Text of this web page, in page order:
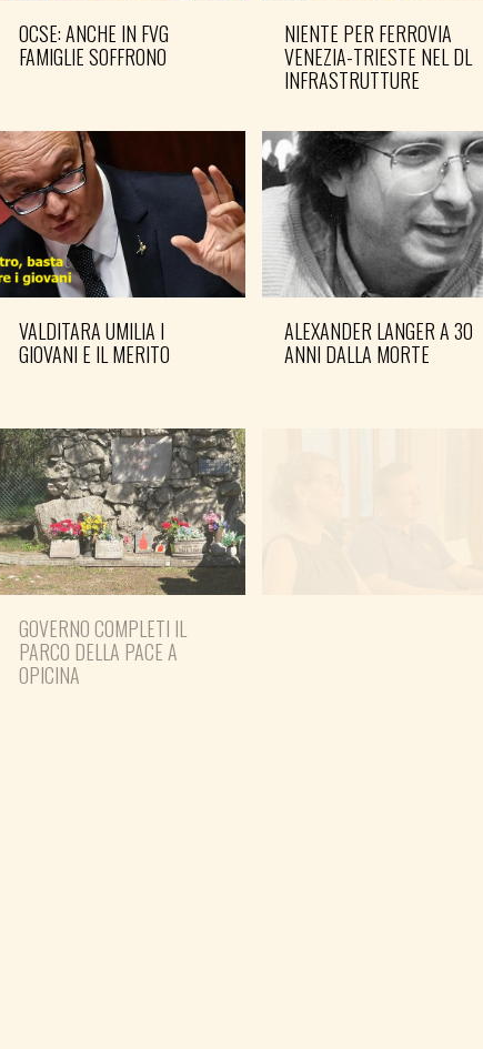
OCSE: ANCHE IN FVG
FAMIGLIE SOFFRONO
NIENTE PER FERROVIA
VENEZIA-TRIESTE NEL DL
INFRASTRUTTURE
VALDITARA UMILIA I
GIOVANI E IL MERITO
ALEXANDER LANGER A 30
ANNI DALLA MORTE
GOVERNO COMPLETI IL
PARCO DELLA PACE A
OPICINA